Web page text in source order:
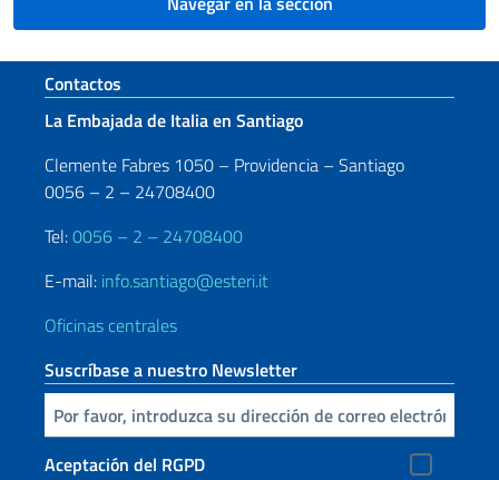
Sezione footer
Contactos
La Embajada de Italia en Santiago
Clemente Fabres 1050 – Providencia – Santiago
0056 – 2 – 24708400
Tel:0056 – 2 – 24708400
E-mail: info.santiago@esteri.it
Oficinas centrales
Suscríbase a nuestro Newsletter
Inserta tu correo electronico
Aceptación del RGPD